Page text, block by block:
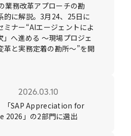
業務改革アプローチの勘
的に解説。3月24、25日に
ミナー“AIエージェントによ
へ進める ～現場プロジェ
革と実務定着の勘所〜”を開
「SAP Appreciation for
2026」の2部門に選出
2026.03.10